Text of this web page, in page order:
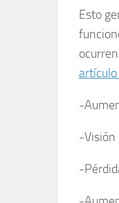
Esto
artículo
-
-Visión
-